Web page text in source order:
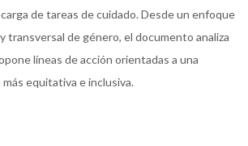
de tareas de cuidado. Desde un enfoque
transversal de género, el documento analiza
líneas de acción orientadas a una
más equitativa e inclusiva.